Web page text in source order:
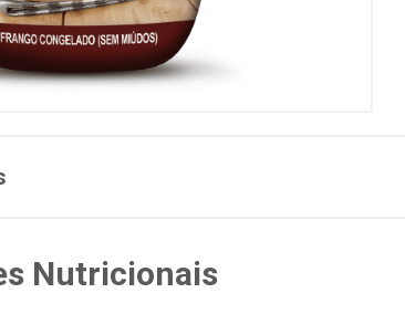
Nutricionais